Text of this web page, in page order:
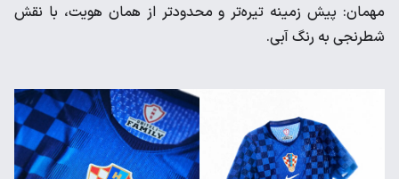
مهمان: پیش زمینه تیره‌تر و محدودتر از همان هویت، با نقش
شطرنجی به رنگ آبی.